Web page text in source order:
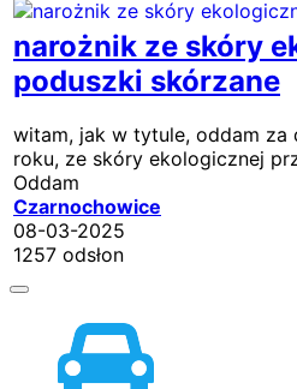
narożnik ze skóry
poduszki skórzane
witam, jak w tytule, oddam za
roku, ze skóry ekologicznej
Oddam
Czarnochowice
08-03-2025
1257 odsłon